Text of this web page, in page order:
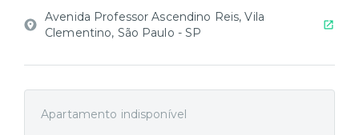
Avenida Professor Ascendino Reis, Vila
Clementino, São Paulo - SP
Apartamento indisponível